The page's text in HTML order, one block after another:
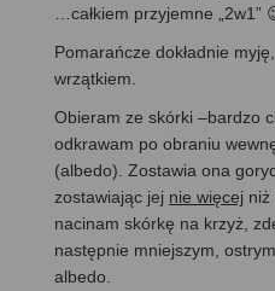
…całkiem przyjemne „2w1”
Pomarańcze dokładnie
wrzątkiem.
Obieram ze skórki –bardzo
odkrawam po obraniu
(albedo). Zostawia ona
zostawiając jej nie więcej niż
nacinam skórkę na krzyż,
następnie mniejszym,
albedo.